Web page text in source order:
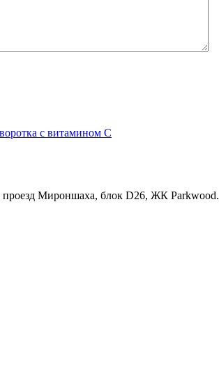
с витамином С
проезд Мироншаха, блок D26, ЖК Раrkwood.